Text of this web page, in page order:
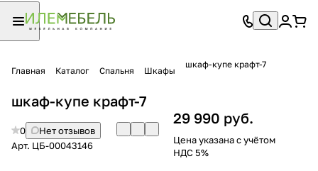
Главная Каталог Спальня Шкафы
шкаф-купе крафт-7
шкаф-купе крафт-7
0
Нет отзывов
Арт. ЦБ-00043146
29 990 руб.
Цена указана с учётом
НДС 5%